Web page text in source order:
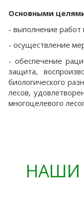
Основными
- выполнение
- осуществление
- обеспечение
защита,
биологического
лесов,
многоцелевого
НАШИ